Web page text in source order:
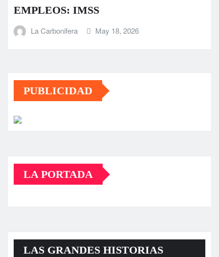
EMPLEOS: IMSS
La Carbonifera May 18, 2026
PUBLICIDAD
LA PORTADA
LAS GRANDES HISTORIAS